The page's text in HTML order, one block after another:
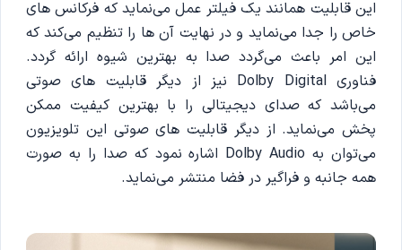
این قابلیت همانند یک فیلتر عمل می‌نماید که فرکانس های
خاص را جدا می‌نماید و در نهایت آن ها را تنظیم می‌کند که
این امر باعث می‌گردد صدا به بهترین شیوه ارائه گردد.
فناوری Dolby Digital نیز از دیگر قابلیت های صوتی
می‌باشد که صدای دیجیتالی را با بهترین کیفیت ممکن
پخش می‌نماید. از دیگر قابلیت های صوتی این تلویزیون
می‌توان به Dolby Audio اشاره نمود که صدا را به صورت
همه جانبه و فراگیر در فضا منتشر می‌نماید.